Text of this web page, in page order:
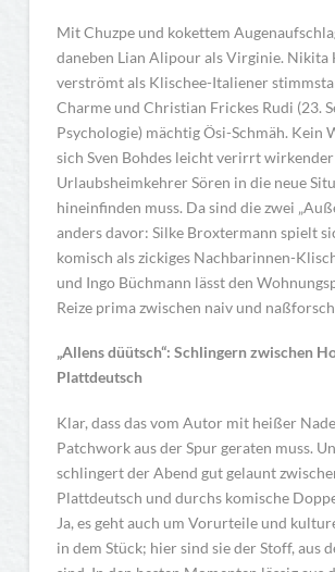
Mit Chuzpe und kokettem
daneben Lian Alipour als Virginie. Nikita
verströmt als Klischee-Italiener
Charme und Christian Frickes Rudi (23.
Psychologie) mächtig Ösi-Schmäh. Kein
sich Sven Bohdes leicht verirrt wirkender
Urlaubsheimkehrer Sören in die neue
hineinfinden muss. Da sind die zwei
anders davor: Silke Broxtermann spielt
komisch als zickiges Nachbarinnen-
und Ingo Büchmann lässt den
Reize prima zwischen naiv und
„Allens düütsch“: Schlingern zwischen
Plattdeutsch
Klar, dass das vom Autor mit heißer
Patchwork aus der Spur geraten muss.
schlingert der Abend gut gelaunt
Plattdeutsch und durchs komische
Ja, es geht auch um Vorurteile und
in dem Stück; hier sind sie der Stoff, aus